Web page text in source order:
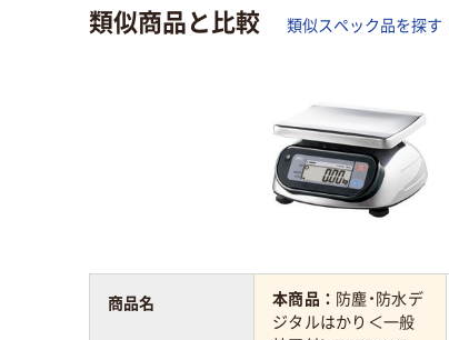
類似商品と比較 類似スペック品を探す
本商品： 防塵・防水デ
ジタルはかり＜一般
商品名